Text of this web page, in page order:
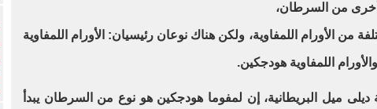
أخرى من السرطان،
من الأورام اللمفاوية، ولكن هناك نوعان رئيسيان: الأورام اللمفاوية
اللمفاوية هودجكين.
ميل البريطانية، إن لمفوما هودجكين هو نوع من السرطان يبدأ